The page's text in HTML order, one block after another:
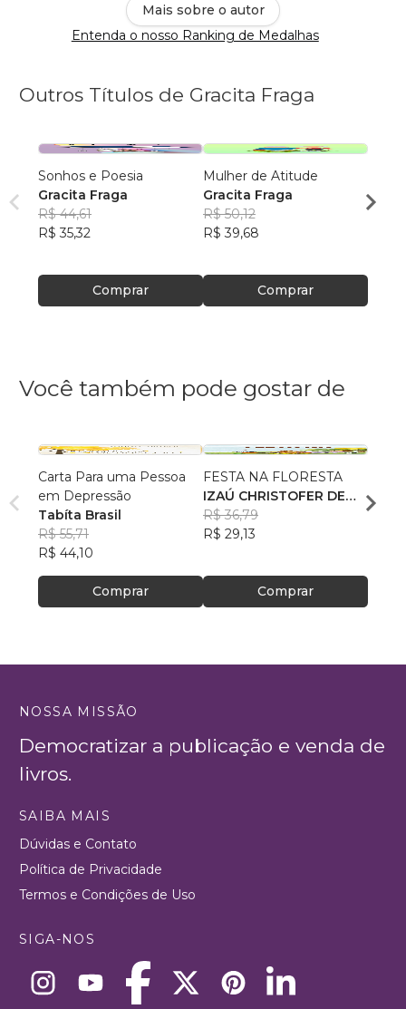
Mais sobre o autor
Entenda o nosso Ranking de Medalhas
Outros Títulos de Gracita Fraga
Sonhos e Poesia
Gracita Fraga
R$ 44,61
R$ 35,32
Comprar
Mulher de Atitude
Gracita Fraga
R$ 50,12
R$ 39,68
Comprar
R$
Você também pode gostar de
Carta Para uma Pessoa
em Depressão
Tabíta Brasil
R$ 55,71
R$ 44,10
Comprar
FESTA NA FLORESTA
IZAÚ CHRISTOFER DE
OLIVEIRA SOUZA
R$ 36,79
R$ 29,13
Comprar
praia
NOSSA MISSÃO
Democratizar a publicação e venda de
livros.
SAIBA MAIS
Dúvidas e Contato
Política de Privacidade
Termos e Condições de Uso
SIGA-NOS